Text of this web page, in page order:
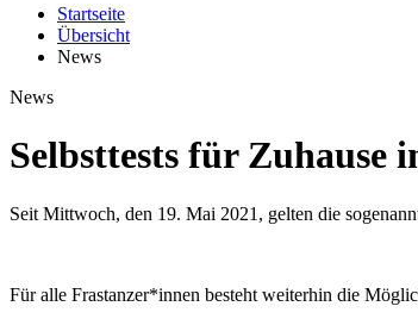
Startseite
Übersicht
News
News
Selbsttests für Zuhause
Seit Mittwoch, den 19. Mai 2021, gelten die
Für alle Frastanzer*innen besteht weiterhin die